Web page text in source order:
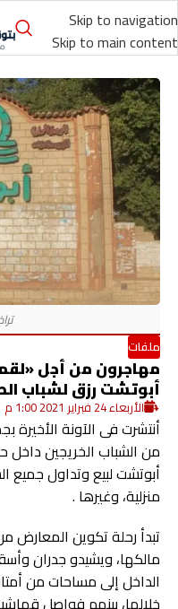
Skip to navigation
Skip to main content
ملفات
مهاجرون من أجل
أبوتشت رزق لشباب
الأربعاء 24 فبراير 2021 1:00 م
أنتشرت فى الآونة الأخيرة
من الشباب الخريجين
أبوتشت لبيع وتداول جميع
منزلية، وغيرها .
تبدأ رحلة تكوين
مالكها، ويشيدو جدران
الداخل إلى مساحات من
خلالها، بينهم فواصل